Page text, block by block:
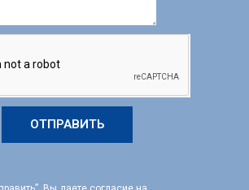
ОТПРАВИТЬ